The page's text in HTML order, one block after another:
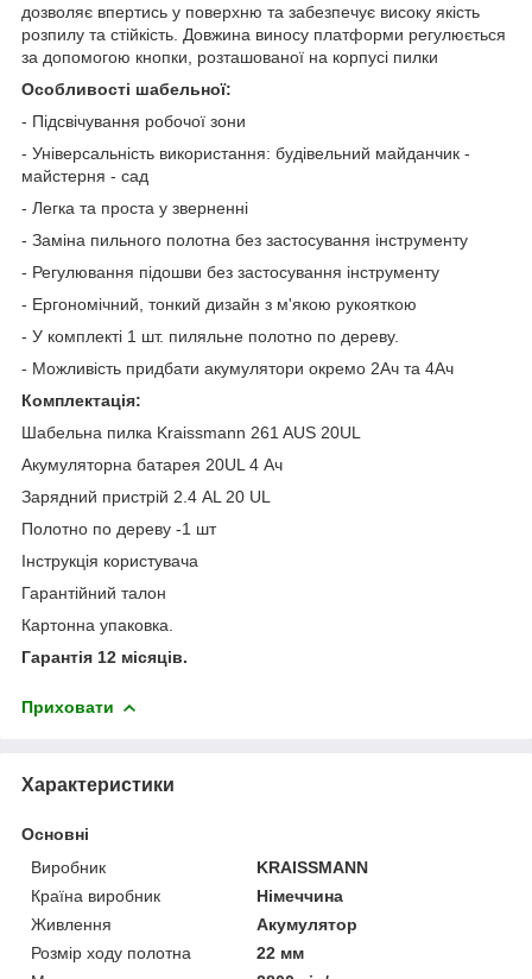
дозволяє впертись у поверхню та забезпечує високу якість
розпилу та стійкість. Довжина виносу платформи регулюється
за допомогою кнопки, розташованої на корпусі пилки
Особливості шабельної:
- Підсвічування робочої зони
- Універсальність використання: будівельний майданчик -
майстерня - сад
- Легка та проста у зверненні
- Заміна пильного полотна без застосування інструменту
- Регулювання підошви без застосування інструменту
- Ергономічний, тонкий дизайн з м'якою рукояткою
- У комплекті 1 шт. пиляльне полотно по дереву.
- Можливість придбати акумулятори окремо 2Ач та 4Ач
Комплектація:
Шабельна пилка Kraissmann 261 AUS 20UL
Акумуляторна батарея 20UL 4 Ач
Зарядний пристрій 2.4 AL 20 UL
Полотно по дереву -1 шт
Інструкція користувача
Гарантійний талон
Картонна упаковка.
Гарантія 12 місяців.
Приховати
Характеристики
Основні
Виробник
KRAISSMANN
Країна виробник
Німеччина
Живлення
Акумулятор
Розмір ходу полотна
22 мм